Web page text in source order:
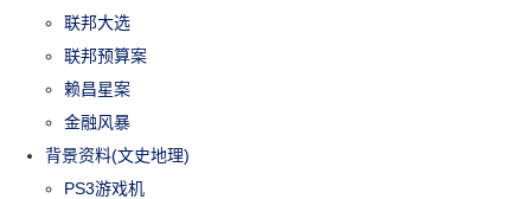
联邦大选
联邦预算案
赖昌星案
金融风暴
背景资料(文史地理)
PS3游戏机